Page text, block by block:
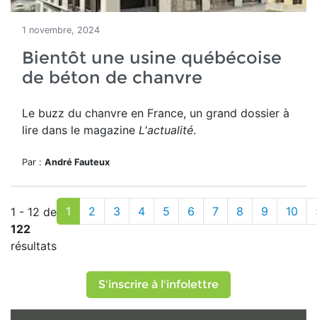
1 novembre, 2024
Bientôt une usine québécoise
de béton de chanvre
Le buzz du chanvre en France, un grand dossier à
lire dans le magazine L'actualité.
Par : André Fauteux
1 - 12 de
122
résultats
1 2 3 4 5 6 7 8 9 10
S'inscrire à l'infolettre